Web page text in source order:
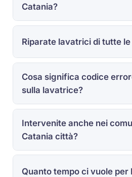
Catania?
Riparate lavatrici di tutte
Cosa significa codice
sulla lavatrice?
Intervenite anche nei
Catania città?
Quanto tempo ci vuole per